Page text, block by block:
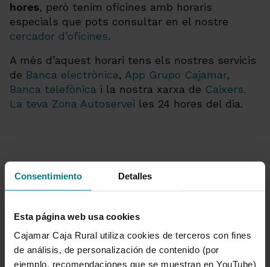
Consentimiento Detalles
Esta página web usa cookies
Cajamar Caja Rural utiliza cookies de terceros con fines
de análisis, de personalización de contenido (por
ejemplo, recomendaciones que se muestran en YouTube)
hores, però tenim oficines amb horaris
especials que pots consultar en el nostre
cercador d’oficines.
A més d’aquest horari tens els nostres servicis
de Banca electrònica, App Grupo Cajamar,
Banca telefònica i la nostra xarxa de Caixers.
La teva Zona Autoservei les 24 hores del dia.
T'ajudem
Queixes i reclamacions